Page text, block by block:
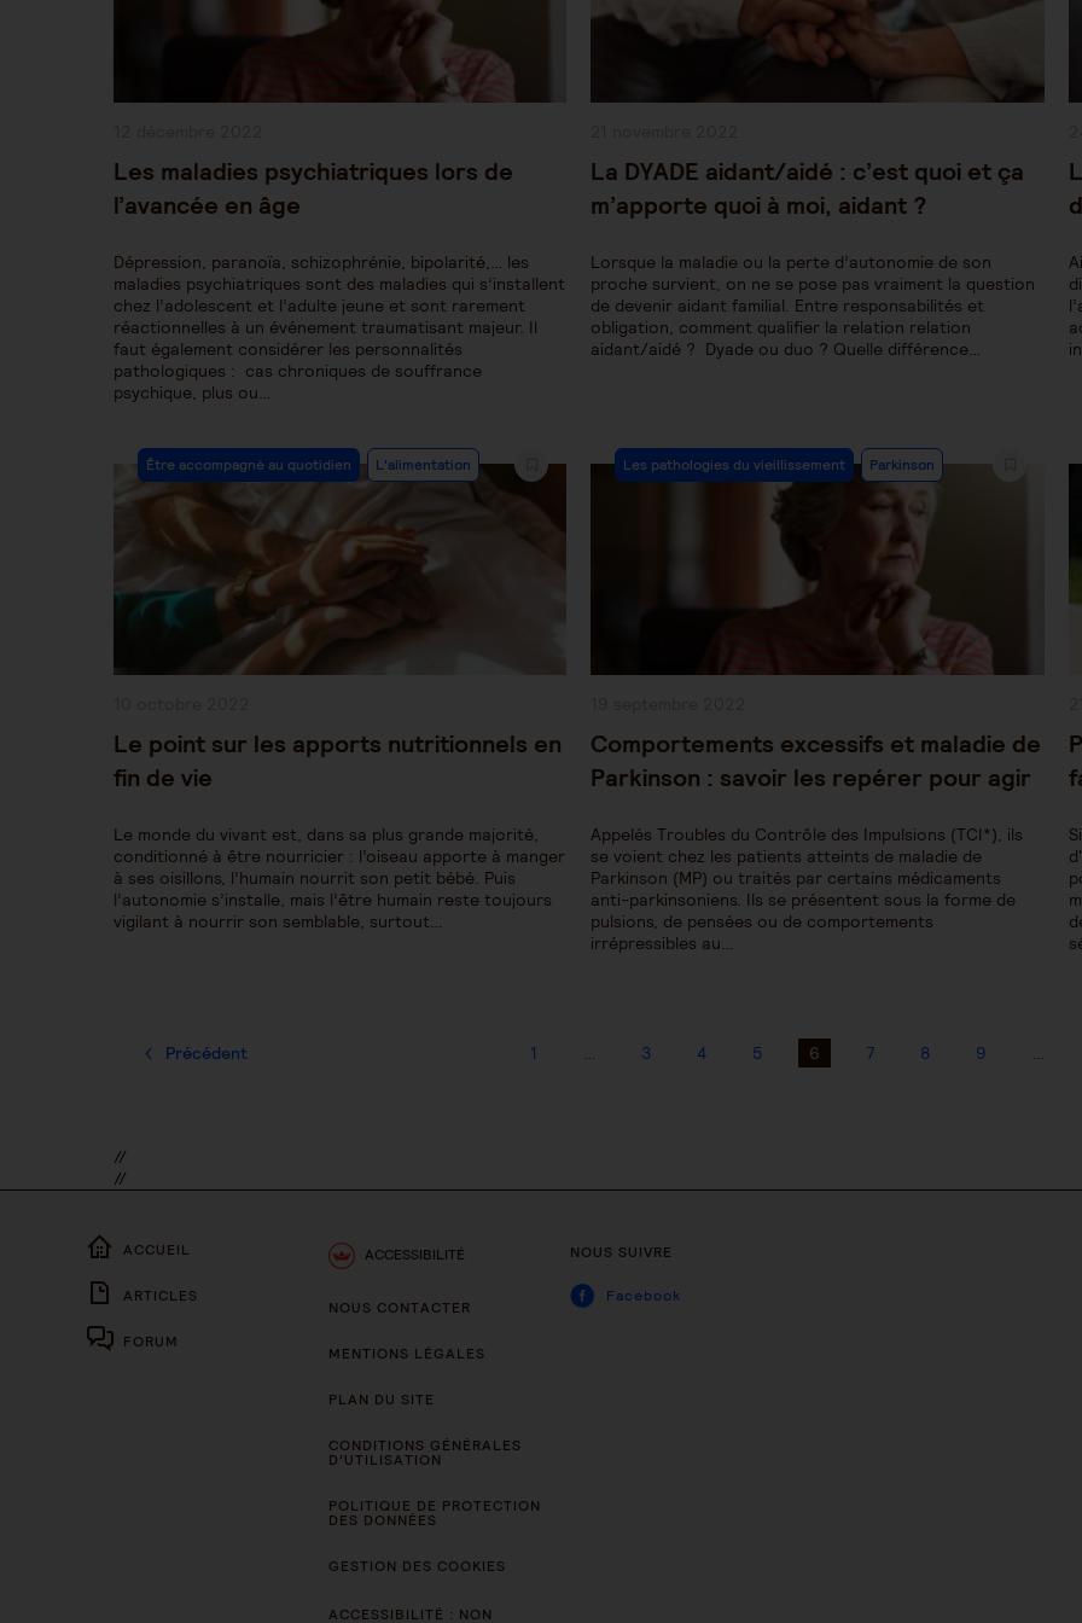
Les maladies psychiatriques lors de
l’avancée en âge
Dépression, paranoïa, schizophrénie, bipolarité,… les
maladies psychiatriques sont des maladies qui s’installent
chez l’adolescent et l’adulte jeune et sont rarement
réactionnelles à un événement traumatisant majeur. Il
faut également considérer les personnalités
pathologiques : cas chroniques de souffrance
psychique, plus ou…
La DYADE aidant/aidé : c’est quoi et ça
m’apporte quoi à moi, aidant ?
Lorsque la maladie ou la perte d’autonomie de son
proche survient, on ne se pose pas vraiment la question
de devenir aidant familial. Entre responsabilités et
obligation, comment qualifier la relation relation
aidant/aidé ? Dyade ou duo ? Quelle différence…
Post
Category:
Être accompagné au quotidien L'alimentation
Le point sur les apports nutritionnels en
fin de vie
Le monde du vivant est, dans sa plus grande majorité,
conditionné à être nourricier : l’oiseau apporte à manger
à ses oisillons, l’humain nourrit son petit bébé. Puis
l’autonomie s’installe, mais l’être humain reste toujours
vigilant à nourrir son semblable, surtout…
Post
Category:
Les pathologies du vieillissement Parkinson
Comportements excessifs et maladie de
Parkinson : savoir les repérer pour agir
Appelés Troubles du Contrôle des Impulsions (TCI*), ils
se voient chez les patients atteints de maladie de
Parkinson (MP) ou traités par certains médicaments
anti-parkinsoniens. Ils se présentent sous la forme de
pulsions, de pensées ou de comportements
irrépressibles au…
Précédent 1 … 3 4 5 6 7 8 9 …
//
//
ACCUEIL
ARTICLES
FORUM
ACCESSIBILITÉ
NOUS CONTACTER
MENTIONS LÉGALES
PLAN DU SITE
CONDITIONS GÉNÉRALES
D’UTILISATION
POLITIQUE DE PROTECTION
DES DONNÉES
GESTION DES COOKIES
ACCESSIBILITÉ : NON
NOUS SUIVRE
Facebook